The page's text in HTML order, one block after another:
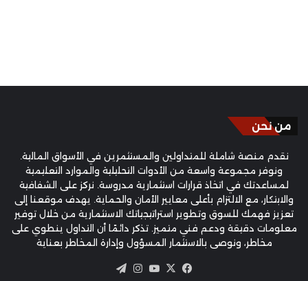
من نحن
نقدم منصة شاملة للمتداولين والمستثمرين في الأسواق المالية.
ونوفر مجموعة واسعة من الأدوات التحليلية والموارد التعليمية
لمساعدتك في اتخاذ قرارات استثمارية مدروسة. نركز على الشفافية
والابتكار، مع الالتزام بأعلى معايير الأمان والحماية. يهدف موقعنا إلى
تعزيز فهمك للسوق وتطوير استراتيجياتك الاستثمارية من خلال توفير
معلومات دقيقة ودعم فني متميز. تذكر دائمًا أن التداول ينطوي على
مخاطر، ونوصي بالاستثمار المسؤول وإدارة المخاطر بعناية
فيسبوك
‫X
‫YouTube
انستقرام